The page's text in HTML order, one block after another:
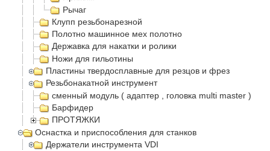
Рычаг
Клупп резьбонарезной
Полотно машинное мех полотно
Державка для накатки и ролики
Ножи для гильотины
Пластины твердосплавные для резцов и фрез
Резьбонакатной инструмент
сменный модуль ( адаптер , головка multi master )
Барфидер
ПРОТЯЖКИ
Оснастка и приспособления для станков
Держатели инструмента VDI